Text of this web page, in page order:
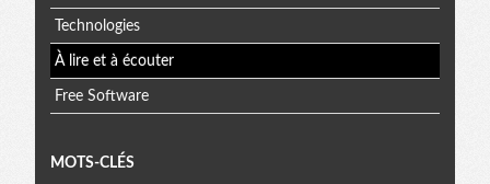
Technologies
À lire et à écouter
Free Software
MOTS-CLÉS